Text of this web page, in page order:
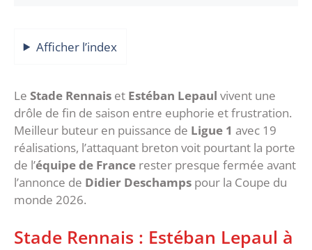
Afficher l’index
Le Stade Rennais et Estéban Lepaul vivent une
drôle de fin de saison entre euphorie et frustration.
Meilleur buteur en puissance de Ligue 1 avec 19
réalisations, l’attaquant breton voit pourtant la porte
de l’équipe de France rester presque fermée avant
l’annonce de Didier Deschamps pour la Coupe du
monde 2026.
Stade Rennais : Estéban Lepaul à